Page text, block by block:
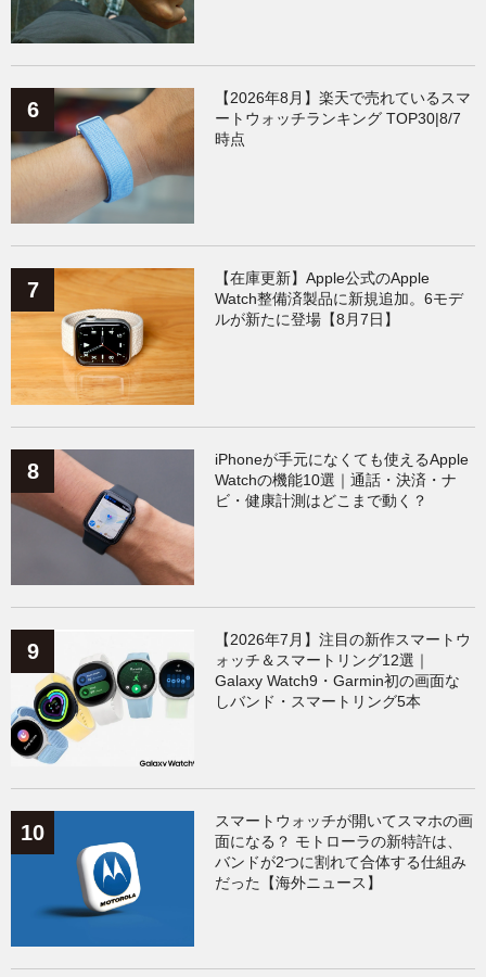
【2026年8月】楽天で売れているスマ
ートウォッチランキング TOP30|8/7
時点
【在庫更新】Apple公式のApple
Watch整備済製品に新規追加。6モデ
ルが新たに登場【8月7日】
iPhoneが手元になくても使えるApple
Watchの機能10選｜通話・決済・ナ
ビ・健康計測はどこまで動く？
【2026年7月】注目の新作スマートウ
ォッチ＆スマートリング12選｜
Galaxy Watch9・Garmin初の画面な
しバンド・スマートリング5本
スマートウォッチが開いてスマホの画
面になる？ モトローラの新特許は、
バンドが2つに割れて合体する仕組み
だった【海外ニュース】